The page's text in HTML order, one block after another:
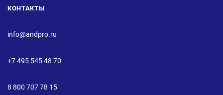
КОНТАКТЫ
info@andpro.ru
+7 495 545 48 70
8 800 707 78 15